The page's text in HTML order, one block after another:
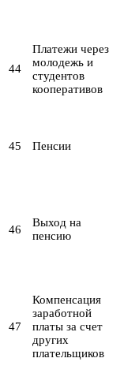
44
Платежи через
молодежь и
студентов
кооперативов
45 Пенсии
46
Выход на
пенсию
47
Компенсация
заработной
платы за счет
других
плательщиков